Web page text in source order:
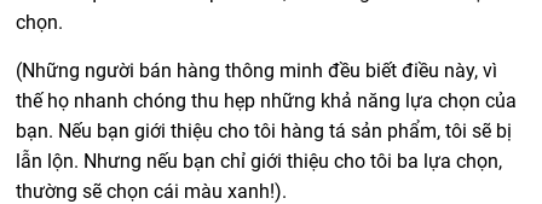
chọn.
(Những người bán hàng thông minh đều biết điều này, vì
thế họ nhanh chóng thu hẹp những khả năng lựa chọn của
bạn. Nếu bạn giới thiệu cho tôi hàng tá sản phẩm, tôi sẽ bị
lẫn lộn. Nhưng nếu bạn chỉ giới thiệu cho tôi ba lựa chọn,
thường sẽ chọn cái màu xanh!).